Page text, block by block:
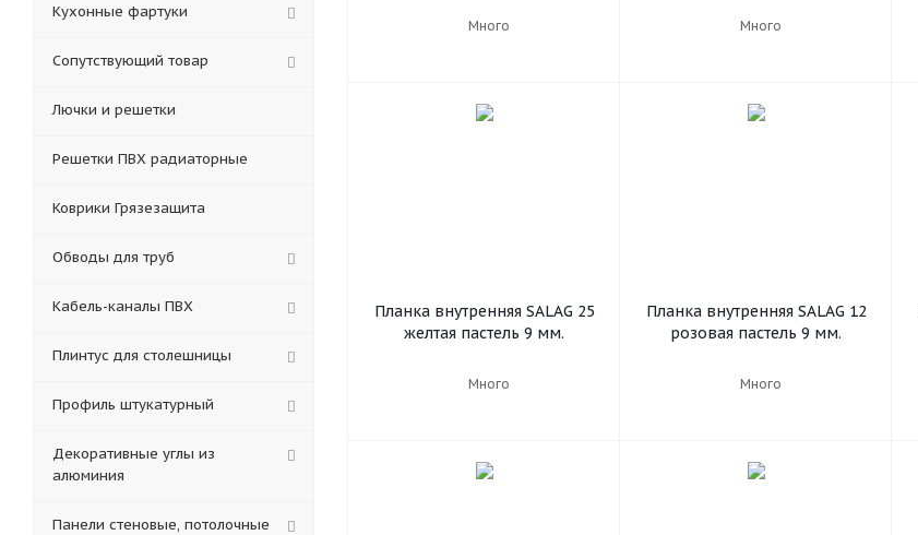
Много Много
Планка внутренняя SALAG 25
желтая пастель 9 мм.
Много
Планка внутренняя SALAG 12
розовая пастель 9 мм.
Много
Кухонные фартуки
Сопутствующий товар
Лючки и решетки
Решетки ПВХ радиаторные
Коврики Грязезащита
Обводы для труб
Кабель-каналы ПВХ
Плинтус для столешницы
Профиль штукатурный
Декоративные углы из
алюминия
Панели стеновые, потолочные